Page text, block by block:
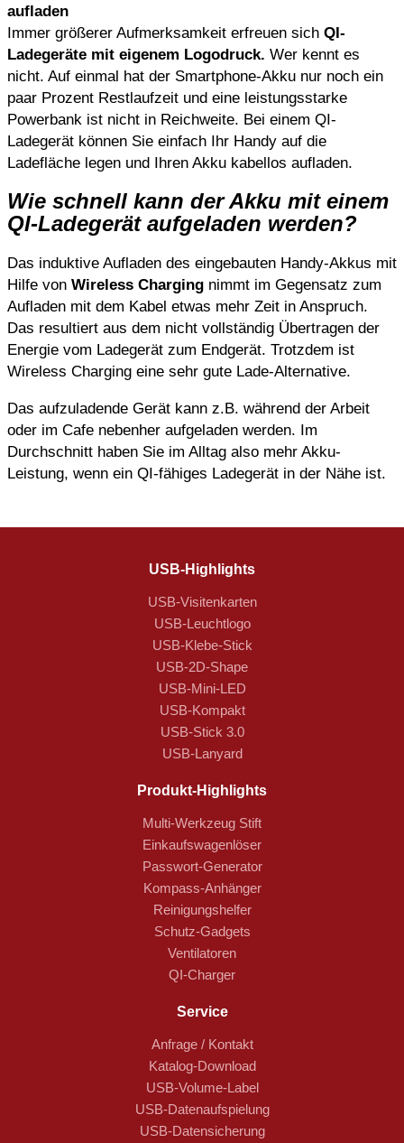
aufladen
Immer größerer Aufmerksamkeit erfreuen sich QI-
Ladegeräte mit eigenem Logodruck. Wer kennt es
nicht. Auf einmal hat der Smartphone-Akku nur noch ein
paar Prozent Restlaufzeit und eine leistungsstarke
Powerbank ist nicht in Reichweite. Bei einem QI-
Ladegerät können Sie einfach Ihr Handy auf die
Ladefläche legen und Ihren Akku kabellos aufladen.
Wie schnell kann der Akku mit einem
QI-Ladegerät aufgeladen werden?
Das induktive Aufladen des eingebauten Handy-Akkus mit
Hilfe von Wireless Charging nimmt im Gegensatz zum
Aufladen mit dem Kabel etwas mehr Zeit in Anspruch.
Das resultiert aus dem nicht vollständig Übertragen der
Energie vom Ladegerät zum Endgerät. Trotzdem ist
Wireless Charging eine sehr gute Lade-Alternative.
Das aufzuladende Gerät kann z.B. während der Arbeit
oder im Cafe nebenher aufgeladen werden. Im
Durchschnitt haben Sie im Alltag also mehr Akku-
Leistung, wenn ein QI-fähiges Ladegerät in der Nähe ist.
USB-Highlights
USB-Visitenkarten
USB-Leuchtlogo
USB-Klebe-Stick
USB-2D-Shape
USB-Mini-LED
USB-Kompakt
USB-Stick 3.0
USB-Lanyard
Produkt-Highlights
Multi-Werkzeug Stift
Einkaufswagenlöser
Passwort-Generator
Kompass-Anhänger
Reinigungshelfer
Schutz-Gadgets
Ventilatoren
QI-Charger
Service
Anfrage / Kontakt
Katalog-Download
USB-Volume-Label
USB-Datenaufspielung
USB-Datensicherung